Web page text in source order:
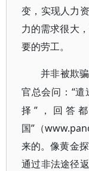
变，实现人力
力的需求很大
要的劳工。
并非被欺
官总会问： “
择”，回答
国”（
来的。像黄金
通过非法途径